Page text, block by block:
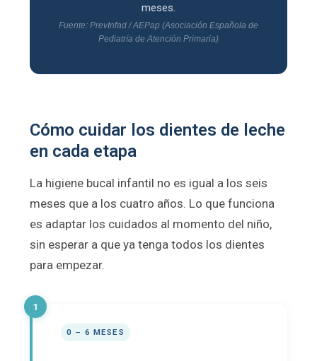
meses.
Fuente: PrevInfad / AEPap (Asociación Española de
Pediatría de Atención Primaria)
Cómo cuidar los dientes de leche
en cada etapa
La higiene bucal infantil no es igual a los seis
meses que a los cuatro años. Lo que funciona
es adaptar los cuidados al momento del niño,
sin esperar a que ya tenga todos los dientes
para empezar.
0 – 6 MESES